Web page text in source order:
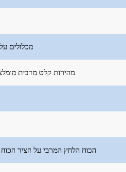
מכלולים
מהירות קלט מרבית
הכוח הלחץ המרבי על הציר